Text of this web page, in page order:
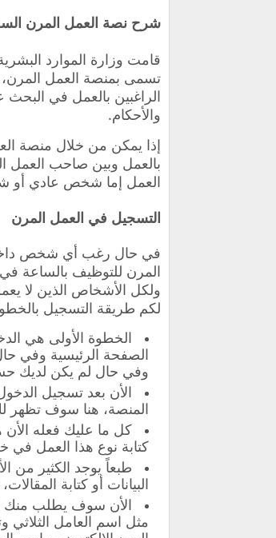
شرح نصة العمل المرن
قامت وزارة الموارد
تسمى بمنصة العمل
الراغبين بالعمل في
والأحكام.
إذا يمكن من خلال منصة
بالعمل وبين صاحب العمل
العمل إما شخص عادي أو
التسجيل في العمل المرن
في حال رغب أي شخص داخل
المرن للتوظيف بالساعة
ولكل الأشخاص الذين لا
لكم طريقة التسجيل
الخطوة الأولى هي
الصفحة الرئيسية وفي
وفي حال لم يكن لديك
الأن بعد تسجيل
المنصة، هنا سوف تظهر
كل ما عليك فعله
كتابة نوع هذا العمل في
طبعاً يوجد الكثير من
البيانات أو كتابة
الأن سوف يطلب منك
مثل اسم العامل الثلاثي